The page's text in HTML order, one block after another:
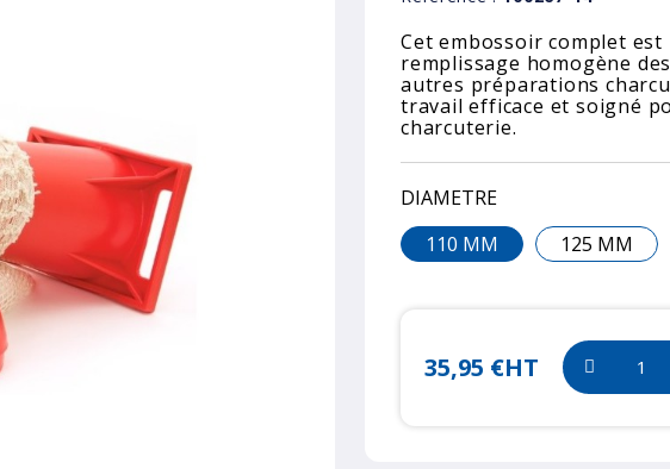
Cet embossoir complet
remplissage homogène
autres préparations
travail efficace et soigné
charcuterie.
DIAMETRE
110 MM
125 MM
35,95 €HT